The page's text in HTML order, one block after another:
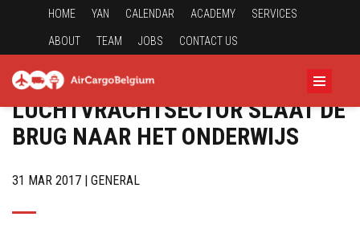
HOME YAN CALENDAR ACADEMY SERVICES
ABOUT TEAM JOBS CONTACT US
LUCHTVRACHTSECTOR SLAAT DE
BRUG NAAR HET ONDERWIJS
31 MAR 2017 | GENERAL